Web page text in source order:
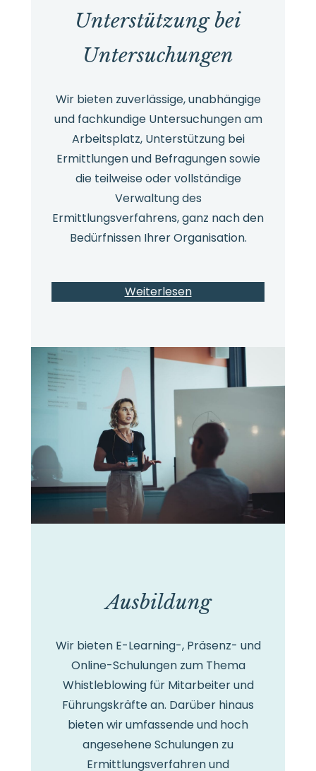
Unterstützung bei
Untersuchungen
Wir bieten zuverlässige, unabhängige
und fachkundige Untersuchungen am
Arbeitsplatz, Unterstützung bei
Ermittlungen und Befragungen sowie
die teilweise oder vollständige
Verwaltung des
Ermittlungsverfahrens, ganz nach den
Bedürfnissen Ihrer Organisation.
Weiterlesen
Ausbildung
Wir bieten E-Learning-, Präsenz- und
Online-Schulungen zum Thema
Whistleblowing für Mitarbeiter und
Führungskräfte an. Darüber hinaus
bieten wir umfassende und hoch
angesehene Schulungen zu
Ermittlungsverfahren und